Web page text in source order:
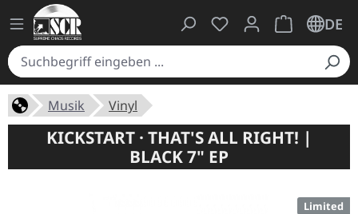
Du hast 0 Produkte
Warenkorb
DE
Musik Vinyl
KICKSTART · THAT'S ALL RIGHT! |
BLACK 7" EP
Limited